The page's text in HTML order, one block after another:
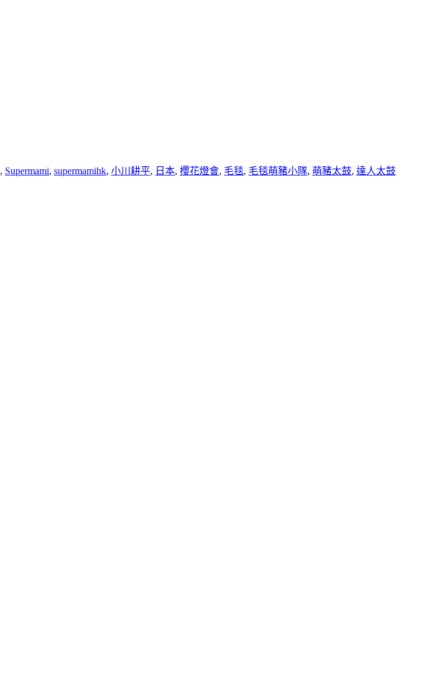
, Supermami, supermamihk, 小川耕平, 日本, 櫻花燈會, 毛毯, 毛毯萌豬小隊, 萌豬太鼓, 達人太鼓